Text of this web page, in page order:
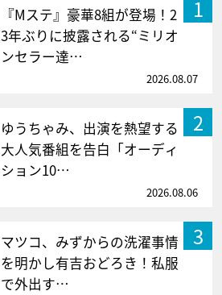
1
『Mステ』豪華8組が登場！2
3年ぶりに披露される“ミリオ
ンセラー達…
2026.08.07
2
ゆうちゃみ、出演を熱望する
大人気番組を告白「オーディ
ション10…
2026.08.06
3
マツコ、みずからの洗濯事情
を明かし有吉おどろき！私服
で外出す…